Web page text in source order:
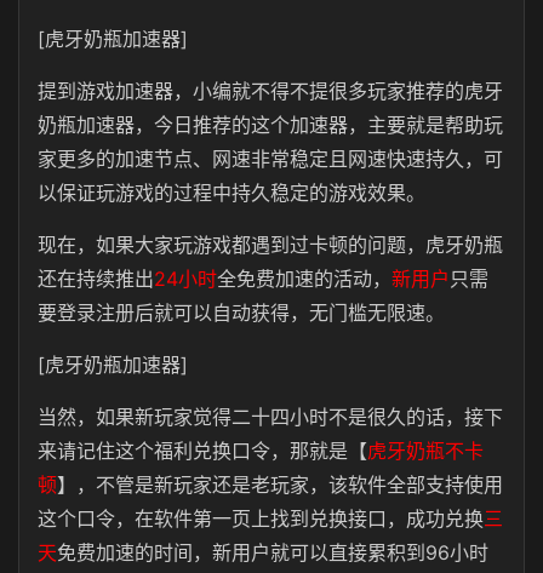
[虎牙奶瓶加速器]
提到游戏加速器，小编就不得不提很多玩家推荐的虎牙
奶瓶加速器，今日推荐的这个加速器，主要就是帮助玩
家更多的加速节点、网速非常稳定且网速快速持久，可
以保证玩游戏的过程中持久稳定的游戏效果。
现在，如果大家玩游戏都遇到过卡顿的问题，虎牙奶瓶
还在持续推出24小时全免费加速的活动， 新用户 只需
要登录注册后就可以自动获得，无门槛无限速。
[虎牙奶瓶加速器]
当然，如果新玩家觉得二十四小时不是很久的话，接下
来请记住这个福利兑换口令，那就是【虎牙奶瓶不卡
顿】，不管是新玩家还是老玩家，该软件全部支持使用
这个口令，在软件第一页上找到兑换接口，成功兑换三
天免费加速的时间，新用户就可以直接累积到96小时